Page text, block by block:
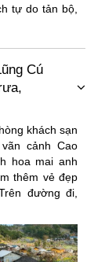
tự do tản bộ,
Cú
khách sạn
cảnh Cao
hoa mai anh
thêm vẻ đẹp
đường đi,